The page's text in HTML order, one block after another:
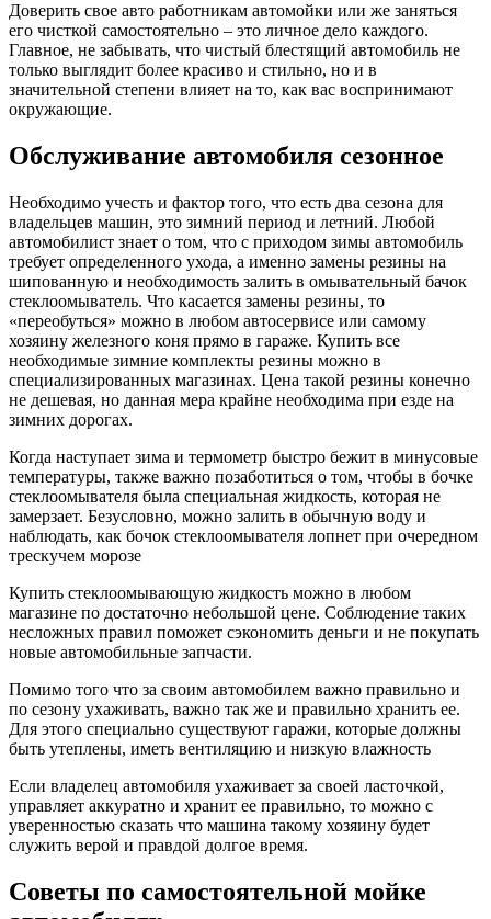
Доверить свое авто работникам автомойки или же заняться
его чисткой самостоятельно – это личное дело каждого.
Главное, не забывать, что чистый блестящий автомобиль не
только выглядит более красиво и стильно, но и в
значительной степени влияет на то, как вас воспринимают
окружающие.
Обслуживание автомобиля сезонное
Необходимо учесть и фактор того, что есть два сезона для
владельцев машин, это зимний период и летний. Любой
автомобилист знает о том, что с приходом зимы автомобиль
требует определенного ухода, а именно замены резины на
шипованную и необходимость залить в омывательный бачок
стеклоомыватель. Что касается замены резины, то
«переобуться» можно в любом автосервисе или самому
хозяину железного коня прямо в гараже. Купить все
необходимые зимние комплекты резины можно в
специализированных магазинах. Цена такой резины конечно
не дешевая, но данная мера крайне необходима при езде на
зимних дорогах.
Когда наступает зима и термометр быстро бежит в минусовые
температуры, также важно позаботиться о том, чтобы в бочке
стеклоомывателя была специальная жидкость, которая не
замерзает. Безусловно, можно залить в обычную воду и
наблюдать, как бочок стеклоомывателя лопнет при очередном
трескучем морозе
Купить стеклоомывающую жидкость можно в любом
магазине по достаточно небольшой цене. Соблюдение таких
несложных правил поможет сэкономить деньги и не покупать
новые автомобильные запчасти.
Помимо того что за своим автомобилем важно правильно и
по сезону ухаживать, важно так же и правильно хранить ее.
Для этого специально существуют гаражи, которые должны
быть утеплены, иметь вентиляцию и низкую влажность
Если владелец автомобиля ухаживает за своей ласточкой,
управляет аккуратно и хранит ее правильно, то можно с
уверенностью сказать что машина такому хозяину будет
служить верой и правдой долгое время.
Советы по самостоятельной мойке